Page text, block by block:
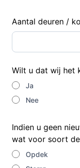
Aantal deuren /
Wilt u dat wij het
Ja
Nee
Indien u geen
wat voor soort
Opdek